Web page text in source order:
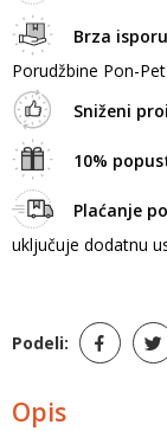
Brza
Porudžbine Pon-
Sniženi
10%
Plaćanje
uključuje dodatnu
Podeli:
Opis